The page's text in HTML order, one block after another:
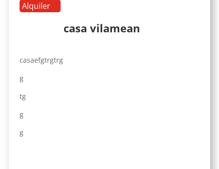
Alquiler
casa vilamean
casaefgtrgtrg
g
tg
g
g